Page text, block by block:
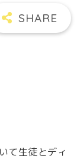
て生徒とディ